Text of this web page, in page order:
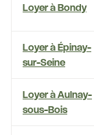
Loyer à Bondy
Loyer à Épinay-
sur-Seine
Loyer à Aulnay-
sous-Bois